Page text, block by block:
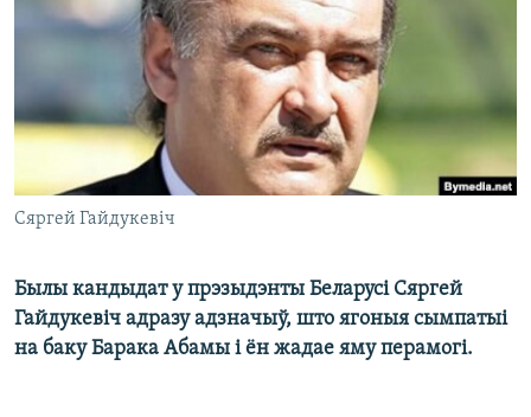
КУЛЬТУРА
МОВА
НА ХВАЛЯХ СВАБОДЫ
Сяргей Гайдукевіч
Былы кандыдат у прэзыдэнты Беларусі Сяргей
Гайдукевіч адразу адзначыў, што ягоныя сымпатыі
на баку Барака Абамы і ён жадае яму перамогі.